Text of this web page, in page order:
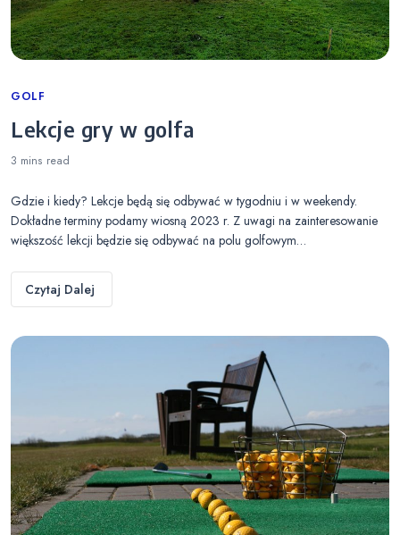
Categories
GOLF
Lekcje gry w golfa
3 mins read
Gdzie i kiedy? Lekcje będą się odbywać w tygodniu i w weekendy.
Dokładne terminy podamy wiosną 2023 r. Z uwagi na zainteresowanie
większość lekcji będzie się odbywać na polu golfowym…
Czytaj Dalej